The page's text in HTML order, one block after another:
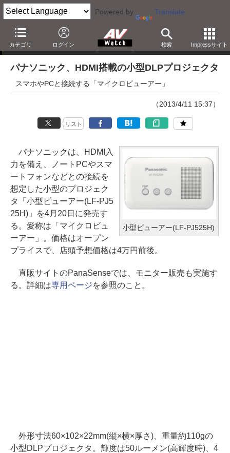
Powered by Translate
カテゴリ ログイン 検索 Impressサイト
ニュース
パナソニック、HDMI搭載の小型DLPプロジェクタ
スマホやPCと接続する「マイクロビューアー」
（2013/4/11 15:37）
リスト
小型ビューアー(LF-PJ525H)
パナソニックは、HDMI入
力を備え、ノートPCやスマ
ートフォンなどとの接続を
想定した小型のプロジェク
タ「小型ビューアー(LF-PJ5
25H)」を4月20日に発売す
る。愛称は「マイクロビュ
ーアー」。価格はオープン
プライスで、店頭予想価格は4万円前後。
直販サイトのPanaSenseでは、モニター販売も実施す
る。詳細は専用ページを参照のこと。
外形寸法60×102×22mm(縦×横×厚さ)、重量約110gの
小型DLPプロジェクタ。輝度は50ルーメン(高輝度時)、4